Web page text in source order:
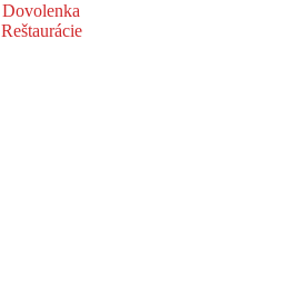
Dovolenka
Reštaurácie